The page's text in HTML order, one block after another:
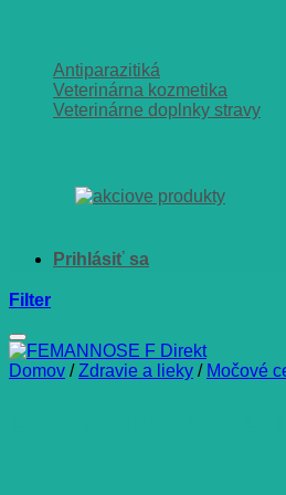
Antiparazitiká
Veterinárna kozmetika
Veterinárne doplnky stravy
Filter
Domov / Zdravie a lieky / Močové